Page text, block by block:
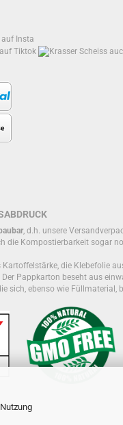
, d.h. unsere
die Kompostierbarkeit sogar
die Klebefolie
Pappkarton beseht aus
sich, ebenso wie Füllmaterial,